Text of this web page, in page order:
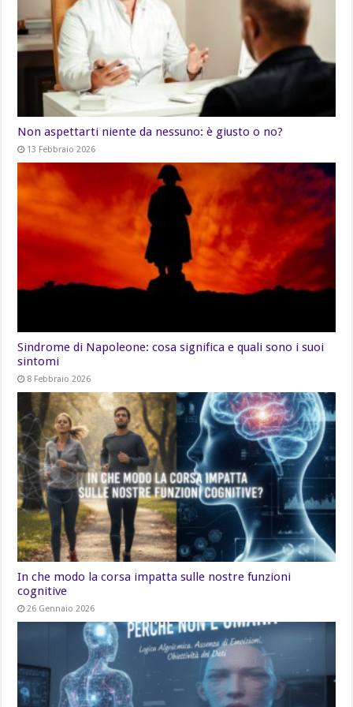
Non aspettarti niente da nessuno: è giusto o no?
13 Febbraio 2026
Sindrome di Napoleone: cosa significa e quali sono i suoi
sintomi
8 Febbraio 2026
In che modo la corsa impatta sulle nostre funzioni
cognitive
26 Gennaio 2026